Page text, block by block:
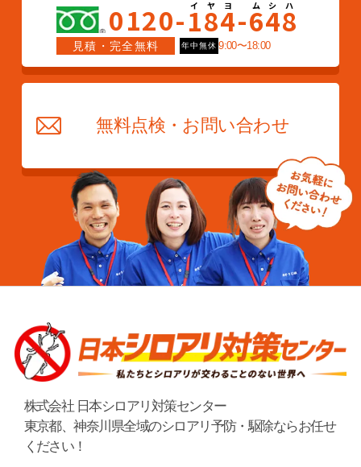
0120-184-648
見積・完全無料 年中無休 9:00〜18:00
無料点検・お問い合わせ
株式会社 日本シロアリ対策センター
東京都、神奈川県全域のシロアリ予防・駆除ならお任せ
ください！